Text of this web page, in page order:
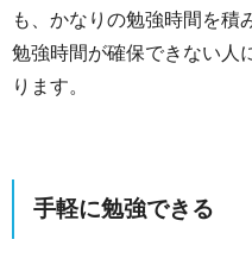
も、かなりの勉強時間を積
勉強時間が確保できない人
ります。
手軽に勉強できる